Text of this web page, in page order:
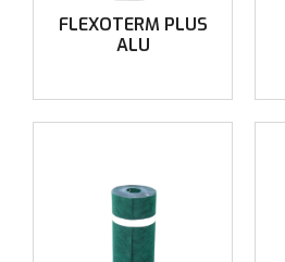
FLEXOTERM PLUS
ALU